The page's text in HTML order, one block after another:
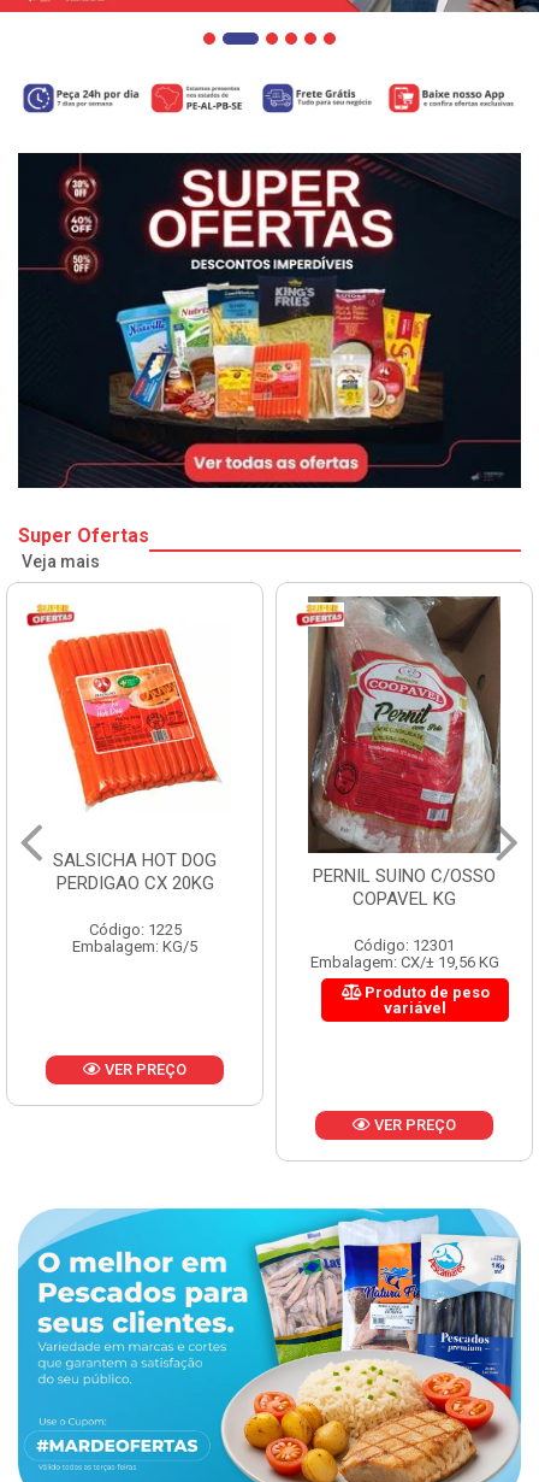
Super Ofertas
Veja mais
SALSICHA HOT DOG
PERDIGAO CX 20KG
Código: 1225
Embalagem: KG/5
VER PREÇO
PERNIL SUINO C/OSSO
COPAVEL KG
Código: 12301
Embalagem: CX/± 19,56 KG
Produto de peso
variável
VER PREÇO